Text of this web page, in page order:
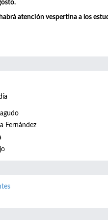
atención vespertina a los
Fernández